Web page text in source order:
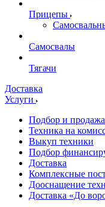
Прицепы
Самосвалы
Тягачи
Доставка
Услуги
Подбор и
Техника на
Выкуп техники
Подбор
Доставка
Комплексные
Дооснащение
Доставка «До